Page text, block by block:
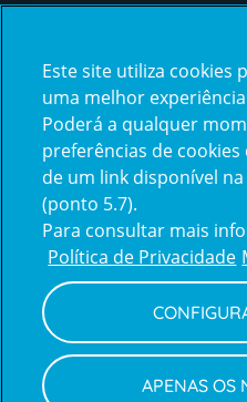
e
elogios
Política de
Declaração
Este site utiliza cookies
uma melhor
Poderá a qualquer
preferências de cookies
de um link disponível
(ponto 5.7).
Para consultar mais
Política de Privacidade
APENAS OS